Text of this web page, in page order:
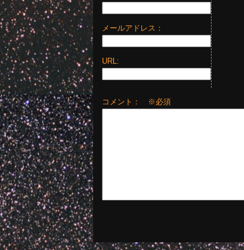
メールアドレス：
URL:
コメント： ※必須